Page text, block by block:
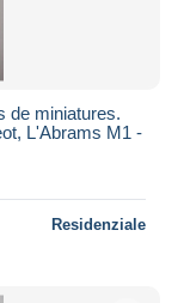
de miniatures.
L'Abrams M1 -
Residenziale